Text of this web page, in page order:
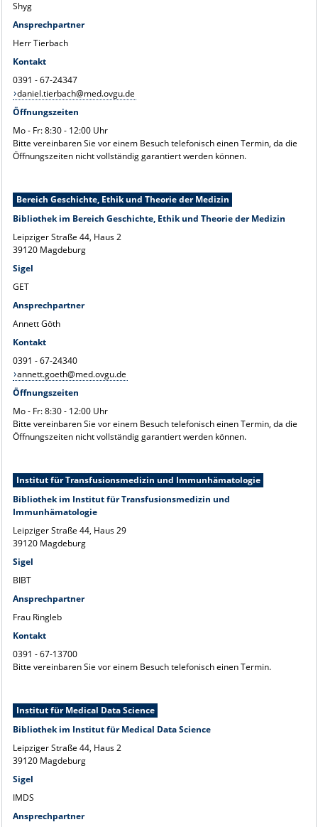
Shyg
Ansprechpartner
Herr Tierbach
Kontakt
0391 - 67-24347
daniel.tierbach@med.ovgu.de
Öffnungszeiten
Mo - Fr: 8:30 - 12:00 Uhr
Bitte vereinbaren Sie vor einem Besuch telefonisch einen Termin, da die
Öffnungszeiten nicht vollständig garantiert werden können.
Bereich Geschichte, Ethik und Theorie der Medizin
Bibliothek im Bereich Geschichte, Ethik und Theorie der Medizin
Leipziger Straße 44, Haus 2
39120 Magdeburg
Sigel
GET
Ansprechpartner
Annett Göth
Kontakt
0391 - 67-24340
annett.goeth@med.ovgu.de
Öffnungszeiten
Mo - Fr: 8:30 - 12:00 Uhr
Bitte vereinbaren Sie vor einem Besuch telefonisch einen Termin, da die
Öffnungszeiten nicht vollständig garantiert werden können.
Institut für Transfusionsmedizin und Immunhämatologie
Bibliothek im Institut für Transfusionsmedizin und
Immunhämatologie
Leipziger Straße 44, Haus 29
39120 Magdeburg
Sigel
BIBT
Ansprechpartner
Frau Ringleb
Kontakt
0391 - 67-13700
Bitte vereinbaren Sie vor einem Besuch telefonisch einen Termin.
Institut für Medical Data Science
Bibliothek im Institut für Medical Data Science
Leipziger Straße 44, Haus 2
39120 Magdeburg
Sigel
IMDS
Ansprechpartner